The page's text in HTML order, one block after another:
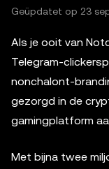
Geüpdatet op 23
Als je ooit van
Telegram-
nonchalont-
gezorgd in de
gamingplatform
Met bijna twee